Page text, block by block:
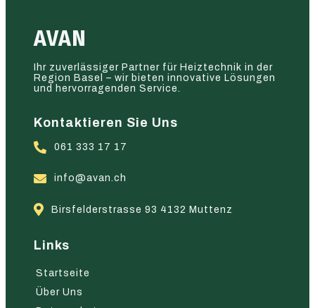
AVAN
Ihr zuverlässiger Partner für Heiztechnik in der
Region Basel – wir bieten innovative Lösungen
und hervorragenden Service.
Kontaktieren Sie Uns
061 333 17 17
info@avan.ch
Birsfelderstrasse 93 4132 Muttenz
Links
Startseite
Über Uns